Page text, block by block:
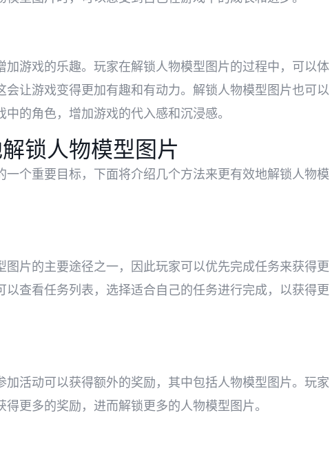
加游戏的乐趣。玩家在解锁人物模型图片的过程中，可以体
会让游戏变得更加有趣和有动力。解锁人物模型图片也可以
的角色，增加游戏的代入感和沉浸感。
锁人物模型图片
一个重要目标，下面将介绍几个方法来更有效地解锁人物模
图片的主要途径之一，因此玩家可以优先完成任务来获得更
以查看任务列表，选择适合自己的任务进行完成，以获得更
加活动可以获得额外的奖励，其中包括人物模型图片。玩家
更多的奖励，进而解锁更多的人物模型图片。